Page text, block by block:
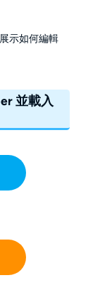
示如何編輯
並載入